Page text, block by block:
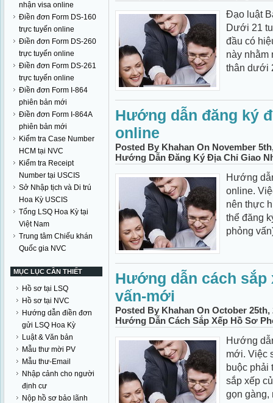
nhận visa online
Điền đơn Form DS-160
trực tuyến online
Điền đơn Form DS-260
trực tuyến online
Điền đơn Form DS-261
trực tuyến online
Điền đơn Form I-864
phiên bản mới
Điền đơn Form I-864A
phiên bản mới
Kiểm tra Case Number
HCM tại NVC
Kiểm tra Receipt
Number tại USCIS
Sở Nhập tịch và Di trú
Hoa Kỳ USCIS
Tổng LSQ Hoa Kỳ tại
Việt Nam
Trung tâm Chiếu khán
Quốc gia NVC
MỤC LỤC CẦN THIẾT
Hồ sơ tại LSQ
Hồ sơ tại NVC
Hướng dẫn điền đơn
gửi LSQ Hoa Kỳ
Luật & Văn bản
Mẫu thư mời PV
Mẫu thư-Email
Nhập cảnh cho người
định cư
Nộp hồ sơ bảo lãnh
Đạo luật
Dưới 21
đầu có
này nhằm
thân dưới
Hướng dẫn đăng ký
online
Posted By Khahan On November
Hướng Dẫn Đăng Ký Địa Chỉ Giao
Hướng
online.
nên thực
thể đăng
phỏng
Hướng dẫn cách
vấn-mới
Posted By Khahan On October 25th,
Hướng Dẫn Cách Sắp Xếp Hồ Sơ
Hướng
mới. Việc
buộc phải
sắp xếp
gọn gàng,